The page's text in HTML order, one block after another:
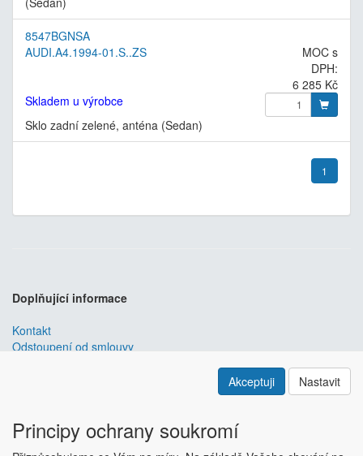
8547BGNSA
AUDI.A4.1994-01.S..ZS
MOC s
DPH:
6 285 Kč
Skladem u výrobce
Sklo zadní zelené, anténa (Sedan)
1
Doplňující informace
Kontakt
Odstoupení od smlouvy
je nejlepším řešením e-commerce pro informační
ESHOP dodáváme předpřipravený s uživatelsky příjemnou
Akceptuji Nastavit
Principy ochrany soukromí